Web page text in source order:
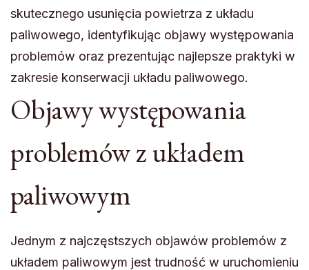
skutecznego usunięcia powietrza z układu
paliwowego, identyfikując objawy występowania
problemów oraz prezentując najlepsze praktyki w
zakresie konserwacji układu paliwowego.
Objawy występowania
problemów z układem
paliwowym
Jednym z najczęstszych objawów problemów z
układem paliwowym jest trudność w uruchomieniu